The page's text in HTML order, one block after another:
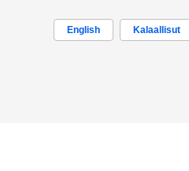
English Kalaallisut